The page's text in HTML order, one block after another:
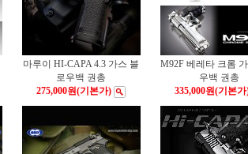
마루이 HI-CAPA 4.3 가스 블
로우백 권총
275,000원(기본가)
M92F 베레타 크롬
우백 권총
335,000원(기본가